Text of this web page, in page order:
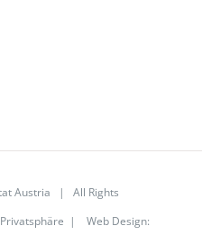
Austria | All Rights
Privatsphäre | Web Design: